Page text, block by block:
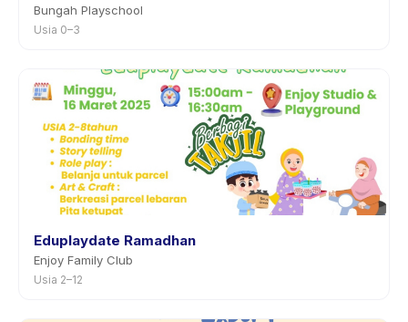
Bungah Playschool
Usia 0–3
Eduplaydate Ramadhan
Enjoy Family Club
Usia 2–12